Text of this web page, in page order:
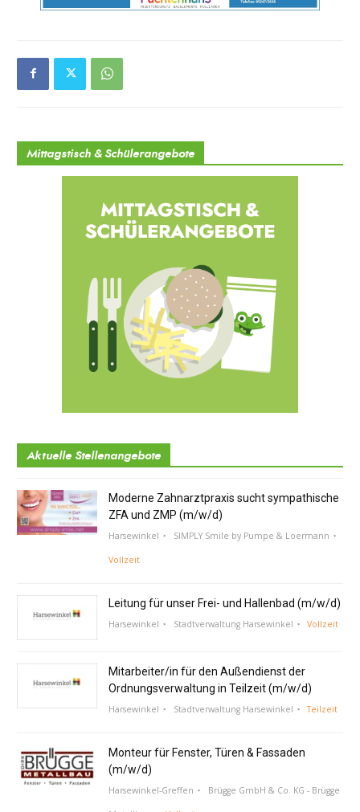
Mittagstisch & Schülerangebote
Aktuelle Stellenangebote
Moderne Zahnarztpraxis sucht sympathische
ZFA und ZMP (m/w/d)
Harsewinkel SIMPLY Smile by Pumpe & Loermann
Vollzeit
Leitung für unser Frei- und Hallenbad (m/w/d)
Harsewinkel Stadtverwaltung Harsewinkel Vollzeit
Mitarbeiter/in für den Außendienst der
Ordnungsverwaltung in Teilzeit (m/w/d)
Harsewinkel Stadtverwaltung Harsewinkel Teilzeit
Monteur für Fenster, Türen & Fassaden
(m/w/d)
Harsewinkel-Greffen Brügge GmbH & Co. KG - Brügge